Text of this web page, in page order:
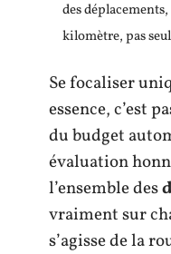
des
kilomètre, pas
Se focaliser
essence, c’est
du budget
évaluation
l’ensemble des
vraiment sur
s’agisse de la